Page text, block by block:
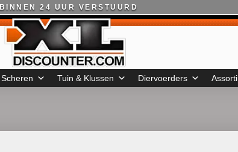
BINNEN 24 UUR VERSTUURD
Scheren Tuin & Klussen Diervoerders Assorti